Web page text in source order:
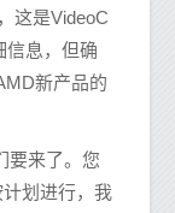
这是VideoC
信息，但确
新产品的
要来了。您
划进行，我